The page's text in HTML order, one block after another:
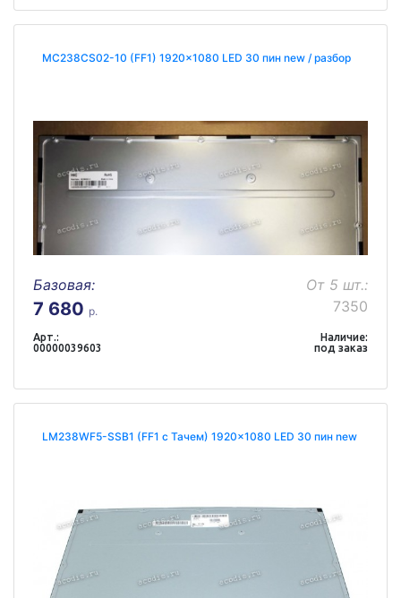
MC238CS02-10 (FF1) 1920x1080 LED 30 пин new / разбор
Базовая:
7 680 р.
От 5 шт.:
7350
Арт.:
00000039603
Наличие:
под заказ
LM238WF5-SSB1 (FF1 с Тачем) 1920x1080 LED 30 пин new